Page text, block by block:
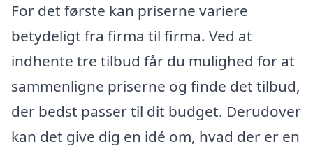
For det første kan priserne variere
betydeligt fra firma til firma. Ved at
indhente tre tilbud får du mulighed for at
sammenligne priserne og finde det tilbud,
der bedst passer til dit budget. Derudover
kan det give dig en idé om, hvad der er en